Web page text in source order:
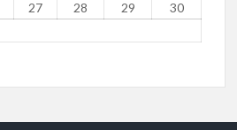
27 28 29
30